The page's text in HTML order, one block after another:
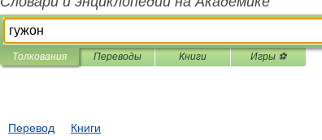
Толкования Переводы Книги Игры ⚽
Перевод Книги